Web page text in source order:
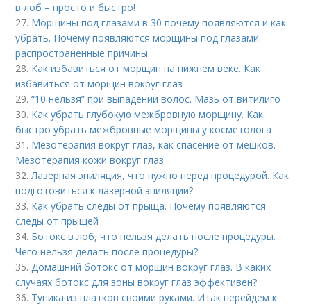
в лоб – просто и быстро!
27. Морщины под глазами в 30 почему появляются и как
убрать. Почему появляются морщины под глазами:
распространенные причины
28. Как избавиться от морщин на нижнем веке. Как
избавиться от морщин вокруг глаз
29.“10 нельзя” при выпадении волос. Мазь от витилиго
30. Как убрать глубокую межбровную морщину. Как
быстро убрать межбровные морщины у косметолога
31. Мезотерапия вокруг глаз, как спасение от мешков.
Мезотерапия кожи вокруг глаз
32.Лазерная эпиляция, что нужно перед процедурой. Как
подготовиться к лазерной эпиляции?
33. Как убрать следы от прыща. Почему появляются
следы от прыщей
34. Ботокс в лоб, что нельзя делать после процедуры.
Чего нельзя делать после процедуры?
35.Домашний ботокс от морщин вокруг глаз. В каких
случаях ботокс для зоны вокруг глаз эффективен?
36. Туника из платков своими руками. Итак перейдем к